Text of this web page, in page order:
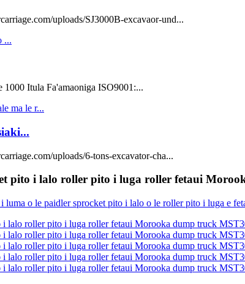
uploads/SJ3000B-excavaor-und...
1000 Itula Fa'amaoniga ISO9001:...
uploads/6-tons-excavator-cha...
pito i lalo roller pito i luga roller fetaui